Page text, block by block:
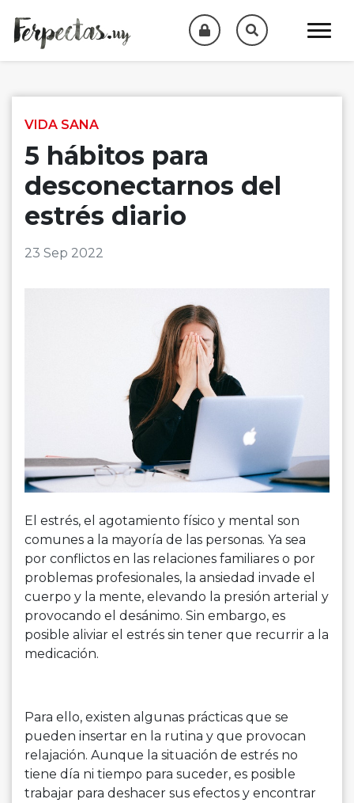
VIDA SANA
5 hábitos para
desconectarnos del
estrés diario
23 Sep 2022
El estrés, el agotamiento físico y mental son
comunes a la mayoría de las personas. Ya sea
por conflictos en las relaciones familiares o por
problemas profesionales, la ansiedad invade el
cuerpo y la mente, elevando la presión arterial y
provocando el desánimo. Sin embargo, es
posible aliviar el estrés sin tener que recurrir a la
medicación.
Para ello, existen algunas prácticas que se
pueden insertar en la rutina y que provocan
relajación. Aunque la situación de estrés no
tiene día ni tiempo para suceder, es posible
trabajar para deshacer sus efectos y encontrar